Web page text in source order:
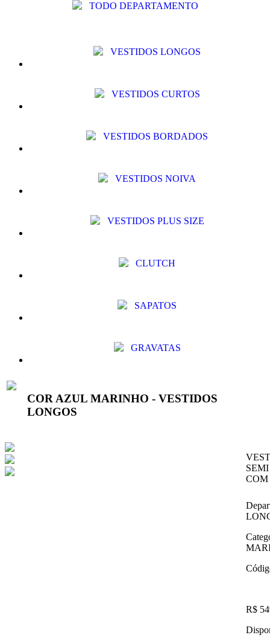
TODO DEPARTAMENTO
VESTIDOS LONGOS
VESTIDOS CURTOS
VESTIDOS BORDADOS
VESTIDOS NOIVA
VESTIDOS PLUS SIZE
CLUTCH
SAPATOS
GRAVATAS
COR AZUL MARINHO - VESTIDOS
LONGOS
R$